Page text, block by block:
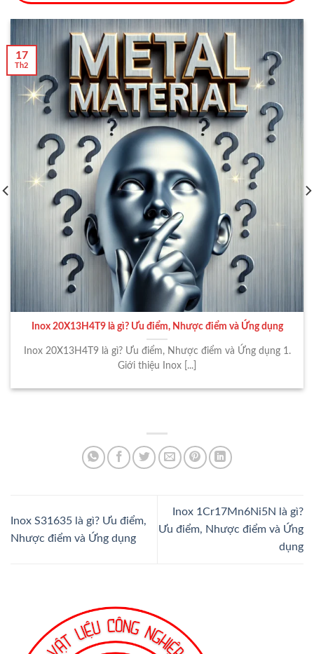
Inox 20X13H4T9 là gì? Ưu điểm, Nhược điểm và Ứng dụng
Inox 20X13H4T9 là gì? Ưu điểm, Nhược điểm và Ứng dụng 1.
Giới thiệu Inox [...]
17
Th2
Inox S31635 là gì? Ưu điểm,
Nhược điểm và Ứng dụng
Inox 1Cr17Mn6Ni5N là gì?
Ưu điểm, Nhược điểm và Ứng
dụng